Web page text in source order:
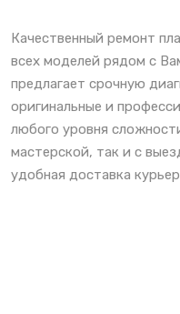
Качественный ремонт
всех моделей рядом с
предлагает срочную
оригинальные и
любого уровня
мастерской, так и с
удобная доставка